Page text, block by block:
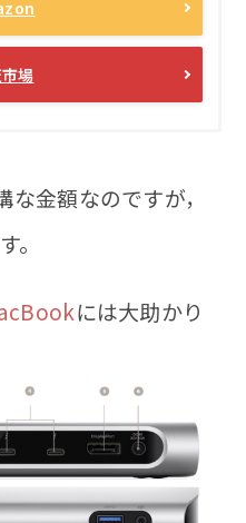
場
な金額なのですが，
。
には大助かり